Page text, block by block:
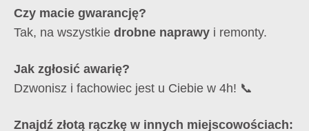
Czy macie gwarancję?
Tak, na wszystkie drobne naprawy i remonty.
Jak zgłosić awarię?
Dzwonisz i fachowiec jest u Ciebie w 4h! 📞
Znajdź złotą rączkę w innych miejscowościach: